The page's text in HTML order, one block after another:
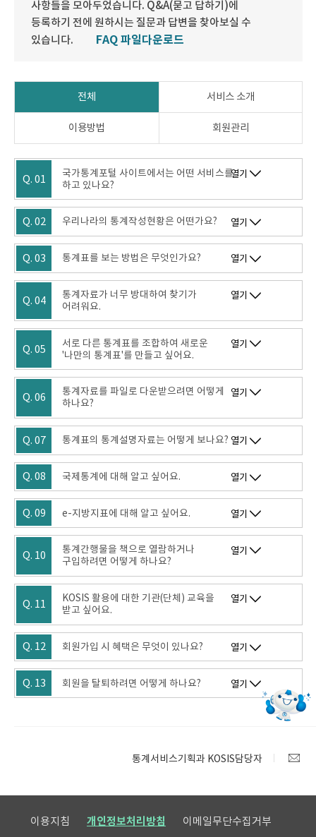
사항들을 모아두었습니다. Q&A(묻고 답하기)에
등록하기 전에 원하시는 질문과 답변을 찾아보실 수
있습니다.
FAQ 파일다운로드
전체 서비스 소개
이용방법 회원관리
Q. 01
국가통계포털 사이트에서는 어떤 서비스를
하고 있나요?
열기
Q. 02 우리나라의 통계작성현황은 어떤가요? 열기
Q. 03 통계표를 보는 방법은 무엇인가요? 열기
Q. 04
통계자료가 너무 방대하여 찾기가
어려워요.
열기
Q. 05
서로 다른 통계표를 조합하여 새로운
'나만의 통계표'를 만들고 싶어요.
열기
Q. 06
통계자료를 파일로 다운받으려면 어떻게
하나요?
열기
Q. 07 통계표의 통계설명자료는 어떻게 보나요? 열기
Q. 08 국제통계에 대해 알고 싶어요. 열기
Q. 09 e-지방지표에 대해 알고 싶어요. 열기
Q. 10
통계간행물을 책으로 열람하거나
구입하려면 어떻게 하나요?
열기
Q. 11
KOSIS 활용에 대한 기관(단체) 교육을
받고 싶어요.
열기
Q. 12 회원가입 시 혜택은 무엇이 있나요? 열기
Q. 13 회원을 탈퇴하려면 어떻게 하나요? 열기
통계서비스기획과 KOSIS담당자
이용지침 개인정보처리방침 이메일무단수집거부